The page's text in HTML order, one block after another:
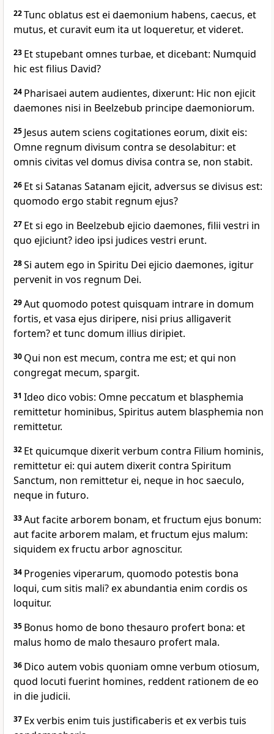
22Tunc oblatus est ei daemonium habens, caecus, et
mutus, et curavit eum ita ut loqueretur, et videret.
23 Et stupebant omnes turbae, et dicebant: Numquid
hic est filius David?
24 Pharisaei autem audientes, dixerunt: Hic non ejicit
daemones nisi in Beelzebub principe daemoniorum.
25 Jesus autem sciens cogitationes eorum, dixit eis:
Omne regnum divisum contra se desolabitur: et
omnis civitas vel domus divisa contra se, non stabit.
26 Et si Satanas Satanam ejicit, adversus se divisus est:
quomodo ergo stabit regnum ejus?
27 Et si ego in Beelzebub ejicio daemones, filii vestri in
quo ejiciunt? ideo ipsi judices vestri erunt.
28Si autem ego in Spiritu Dei ejicio daemones, igitur
pervenit in vos regnum Dei.
29Aut quomodo potest quisquam intrare in domum
fortis, et vasa ejus diripere, nisi prius alligaverit
fortem? et tunc domum illius diripiet.
30 Qui non est mecum, contra me est; et qui non
congregat mecum, spargit.
31 Ideo dico vobis: Omne peccatum et blasphemia
remittetur hominibus, Spiritus autem blasphemia non
remittetur.
32 Et quicumque dixerit verbum contra Filium hominis,
remittetur ei: qui autem dixerit contra Spiritum
Sanctum, non remittetur ei, neque in hoc saeculo,
neque in futuro.
33Aut facite arborem bonam, et fructum ejus bonum:
aut facite arborem malam, et fructum ejus malum:
siquidem ex fructu arbor agnoscitur.
34 Progenies viperarum, quomodo potestis bona
loqui, cum sitis mali? ex abundantia enim cordis os
loquitur.
35 Bonus homo de bono thesauro profert bona: et
malus homo de malo thesauro profert mala.
36 Dico autem vobis quoniam omne verbum otiosum,
quod locuti fuerint homines, reddent rationem de eo
in die judicii.
37 Ex verbis enim tuis justificaberis et ex verbis tuis